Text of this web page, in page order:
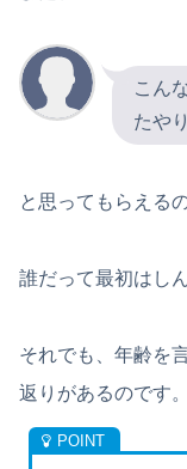
こん
たや
と思ってもらえる
誰だって最初はし
それでも、年齢を
返りがあるのです。